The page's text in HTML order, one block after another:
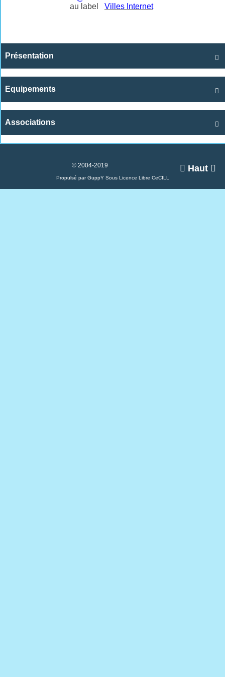
au label
Villes Internet

Présentation

Equipements

Associations
 Haut 
© 2004-2019
Propulsé par GuppY Sous Licence Libre CeCILL